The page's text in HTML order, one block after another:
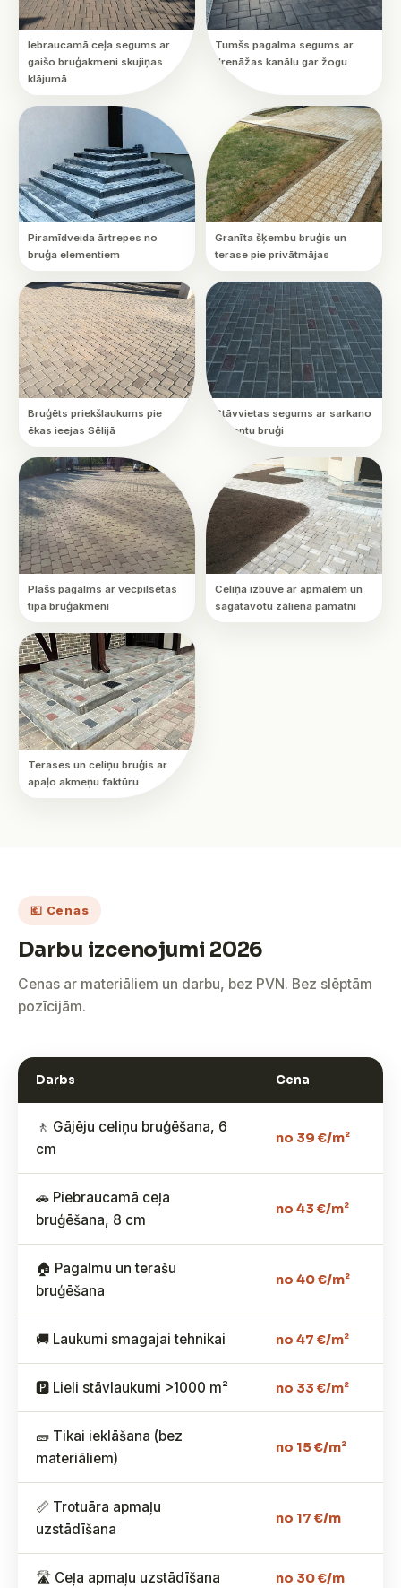
Iebraucamā ceļa segums ar
gaišo bruģakmeni skujiņas
klājumā
Tumšs pagalma segums ar
drenāžas kanālu gar žogu
Piramīdveida ārtrepes no
bruģa elementiem
Granīta šķembu bruģis un
terase pie privātmājas
Bruģēts priekšlaukums pie
ēkas ieejas Sēlijā
Stāvvietas segums ar sarkano
akcentu bruģi
Plašs pagalms ar vecpilsētas
tipa bruģakmeni
Celiņa izbūve ar apmalēm un
sagatavotu zāliena pamatni
Terases un celiņu bruģis ar
apaļo akmeņu faktūru
💶 Cenas
Darbu izcenojumi 2026
Cenas ar materiāliem un darbu, bez PVN. Bez slēptām
pozīcijām.
Darbs Cena
🚶 Gājēju celiņu bruģēšana, 6
cm
no 39 €/m²
🚗 Piebraucamā ceļa
bruģēšana, 8 cm
no 43 €/m²
🏠 Pagalmu un terašu
bruģēšana
no 40 €/m²
🚚 Laukumi smagajai tehnikai no 47 €/m²
🅿️ Lieli stāvlaukumi >1000 m² no 33 €/m²
🧱 Tikai ieklāšana (bez
materiāliem)
no 15 €/m²
📏 Trotuāra apmaļu
uzstādīšana
no 17 €/m
🛣️ Ceļa apmaļu uzstādīšana no 30 €/m